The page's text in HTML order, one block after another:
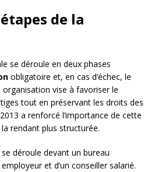
de la
se déroule en deux phases
obligatoire et, en cas d’échec, le
vise à favoriser le
tout en préservant les droits des
a renforcé l’importance de cette
rendant plus structurée.
déroule devant un bureau
et d’un conseiller salarié.